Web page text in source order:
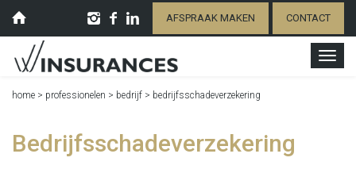
AFSPRAAK MAKEN CONTACT
home > professionelen > bedrijf > bedrijfsschadeverzekering
Bedrijfsschadeverzekering